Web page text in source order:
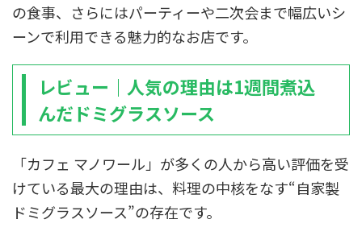
の食事、さらにはパーティーや二次会まで幅広いシ
ーンで利用できる魅力的なお店です。
レビュー｜人気の理由は1週間煮込
んだドミグラスソース
「カフェ マノワール」が多くの人から高い評価を受
けている最大の理由は、料理の中核をなす“自家製
ドミグラスソース”の存在です。